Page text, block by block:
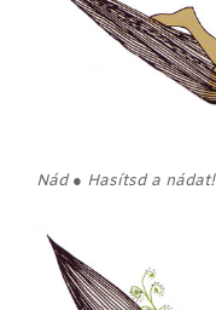
Nád ● Hasítsd a nádat!